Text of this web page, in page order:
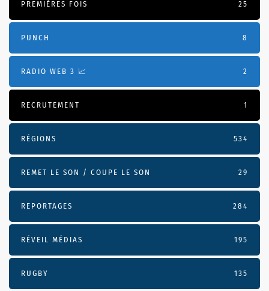
PREMIÈRES FOIS 25
PUNCH 8
RADIO WEB 3 📈 2
RECRUTEMENT 1
RÉGIONS 534
REMET LE SON / COUPE LE SON 29
REPORTAGES 284
RÉVEIL MÉDIAS 195
RUGBY 135